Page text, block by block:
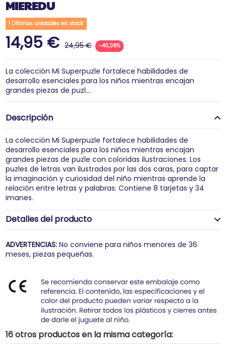
MIEREDU
Últimas unidades en stock
14,95 € 24,95 € -40,08%
La colección Mi Superpuzle fortalece habilidades de
desarrollo esenciales para los niños mientras encajan
grandes piezas de puzl...
Descripción
La colección Mi Superpuzle fortalece habilidades de
desarrollo esenciales para los niños mientras encajan
grandes piezas de puzle con coloridas ilustraciones. Los
puzles de letras van ilustrados por las dos caras, para captar
la imaginación y curiosidad del niño mientras aprende la
relación entre letras y palabras. Contiene 8 tarjetas y 34
imanes.
Detalles del producto
ADVERTENCIAS:No conviene para niños menores de 36
meses, piezas pequeñas.
16 otros productos en la misma categoría: